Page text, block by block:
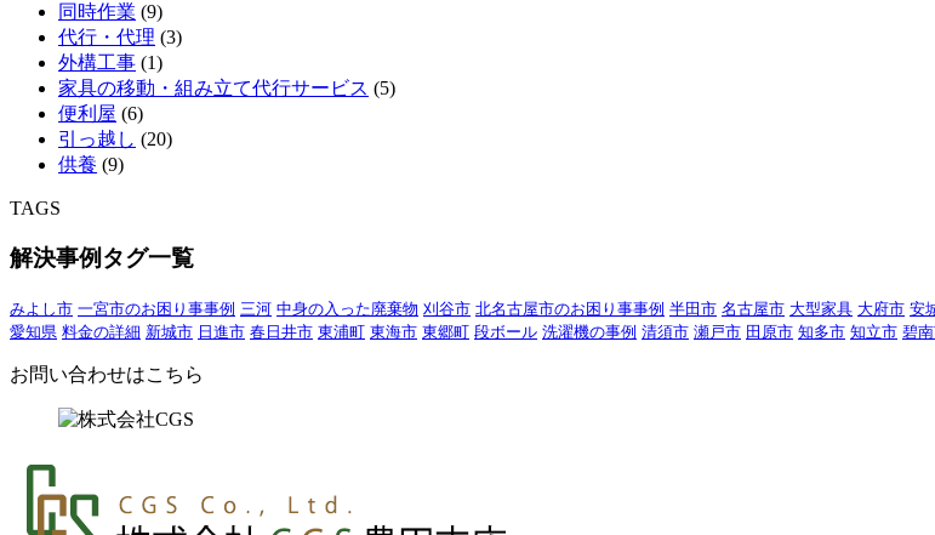
同時作業 (9)
代行・代理 (3)
外構工事 (1)
家具の移動・組み立て代行サービス (5)
便利屋 (6)
引っ越し (20)
供養 (9)
TAGS
解決事例タグ一覧
みよし市 一宮市のお困り事事例 三河 中身の入った廃棄物 刈谷市 北名古屋市のお困り事事例 半田市 名古屋市 大型家具 大府市 安
愛知県 料金の詳細 新城市 日進市 春日井市 東浦町 東海市 東郷町 段ボール 洗濯機の事例 清須市 瀬戸市 田原市 知多市 知立市 碧
お問い合わせはこちら